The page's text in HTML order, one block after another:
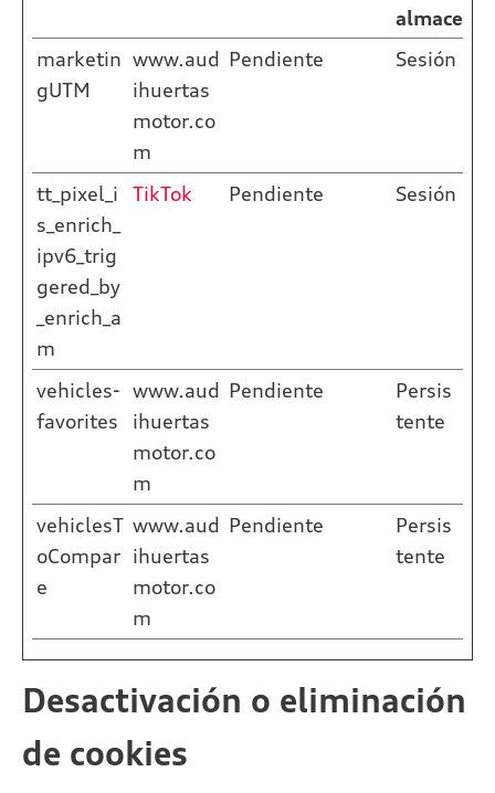
marketin
gUTM
www.aud
ihuertas
motor.co
m
Pendiente Sesión
tt_pixel_i
s_enrich_
ipv6_trig
gered_by
_enrich_a
m
TikTok Pendiente Sesión
vehicles-
favorites
www.aud
ihuertas
motor.co
m
Pendiente
Persis
tente
vehiclesT
oCompar
e
www.aud
ihuertas
motor.co
m
Pendiente
Persis
tente
Desactivación o eliminación
de cookies